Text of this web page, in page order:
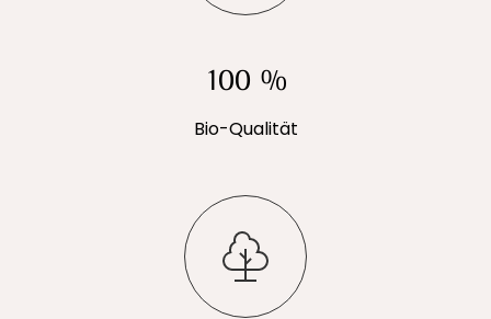
100 %
Bio-Qualität